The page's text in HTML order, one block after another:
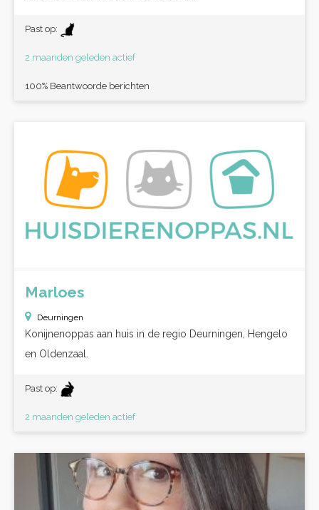
Past op:
2 maanden geleden actief
100% Beantwoorde berichten
Marloes
Deurningen
Konijnenoppas aan huis in de regio Deurningen, Hengelo
en Oldenzaal.
Past op:
2 maanden geleden actief